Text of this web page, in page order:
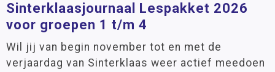
Sinterklaasjournaal Lespakket 2026
voor groepen 1 t/m 4
Wil jij van begin november tot en met de
verjaardag van Sinterklaas weer actief meedoen